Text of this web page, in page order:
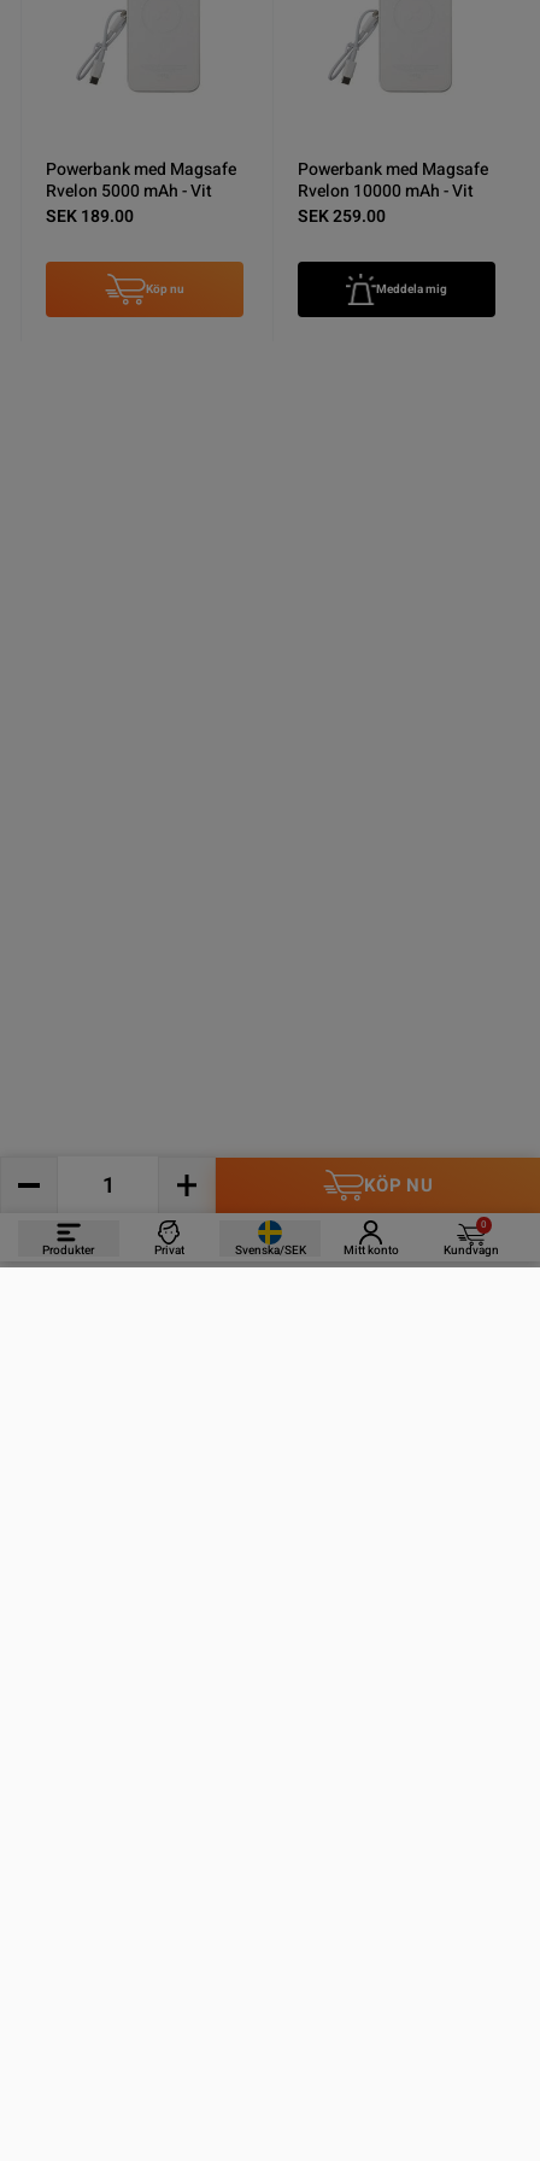
KÖP NU
Powerbank med Magsafe
Rvelon 5000 mAh - Vit
SEK 189.00
Köp nu
Powerbank med Magsafe
Rvelon 10000 mAh - Vit
SEK 259.00
Meddela mig
Produkter Privat Svenska/SEK Mitt konto
0
Kundvagn